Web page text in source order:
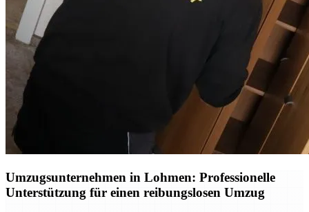
Umzugsunternehmen in Lohmen: Professionelle
Unterstützung für einen reibungslosen Umzug